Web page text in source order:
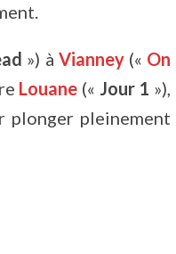
») à Vianney (« On
Louane (« Jour 1 »),
plonger pleinement